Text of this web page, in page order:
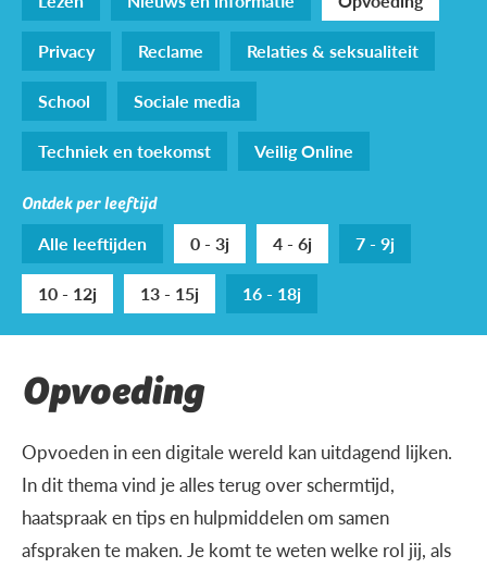
Privacy
Reclame
Relaties & seksualiteit
School
Sociale media
Techniek en toekomst
Veilig Online
Ontdek per leeftijd
Alle leeftijden 0 - 3j 4 - 6j
7 - 9j
10 - 12j
13 - 15j 16 - 18j
Opvoeding
Opvoeden in een digitale wereld kan uitdagend lijken.
In dit thema vind je alles terug over schermtijd,
haatspraak en tips en hulpmiddelen om samen
afspraken te maken. Je komt te weten welke rol jij, als